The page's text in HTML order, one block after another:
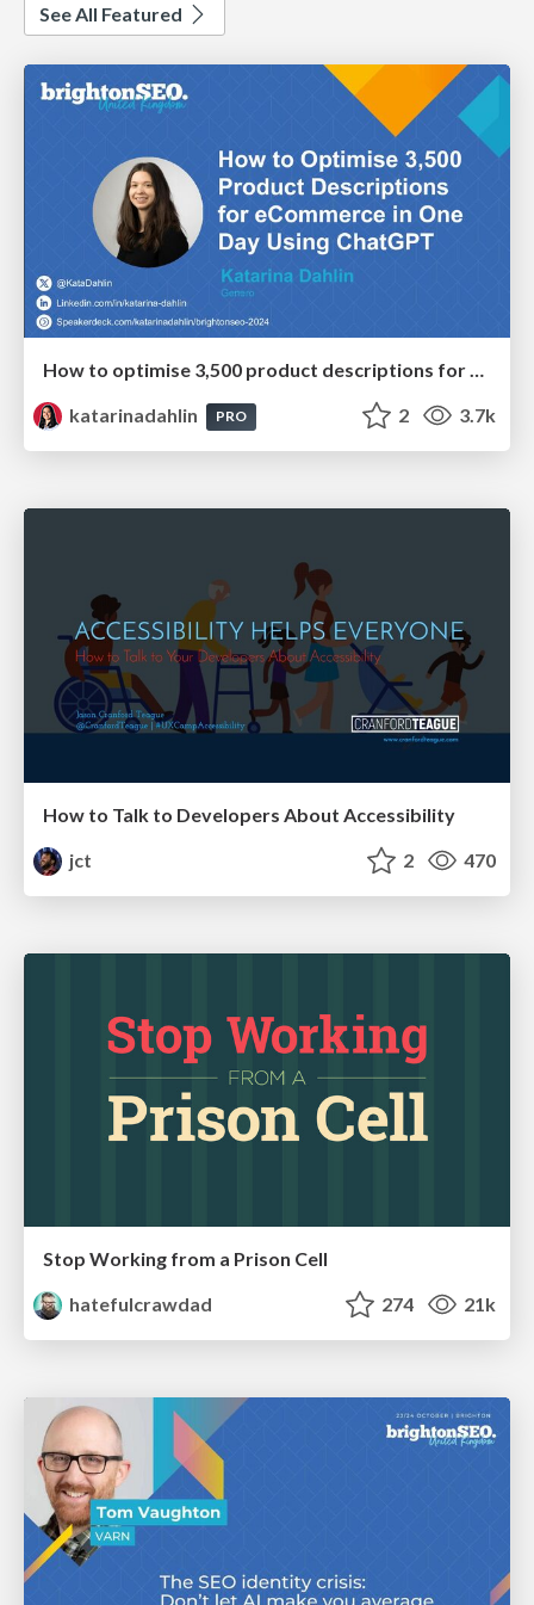
See All Featured
How to optimise 3,500 product descriptions for ecommerce in one day using ChatGPT
katarinadahlin
PRO 2 3.7k
How to Talk to Developers About Accessibility
jct
2 470
Stop Working from a Prison Cell
hatefulcrawdad
274 21k